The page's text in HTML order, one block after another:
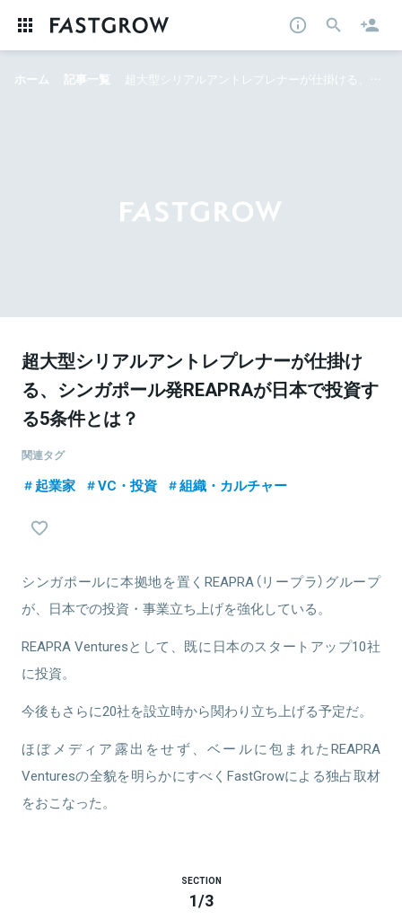
ホーム 記事一覧 超大型シリアルアントレプレナーが仕掛ける、シンガポール発REAPRAが日本で投資する5条件とは？
超大型シリアルアントレプレナーが仕掛け
る、シンガポール発REAPRAが日本で投資す
る5条件とは？
関連タグ
起業家 VC・投資 組織・カルチャー
シンガポールに本拠地を置くREAPRA（リープラ）グループ
が、日本での投資・事業立ち上げを強化している。
REAPRA Venturesとして、既に日本のスタートアップ10社
に投資。
今後もさらに20社を設立時から関わり立ち上げる予定だ。
ほぼメディア露出をせず、ベールに包まれたREAPRA
Venturesの全貌を明らかにすべくFastGrowによる独占取材
をおこなった。
SECTION
1/3